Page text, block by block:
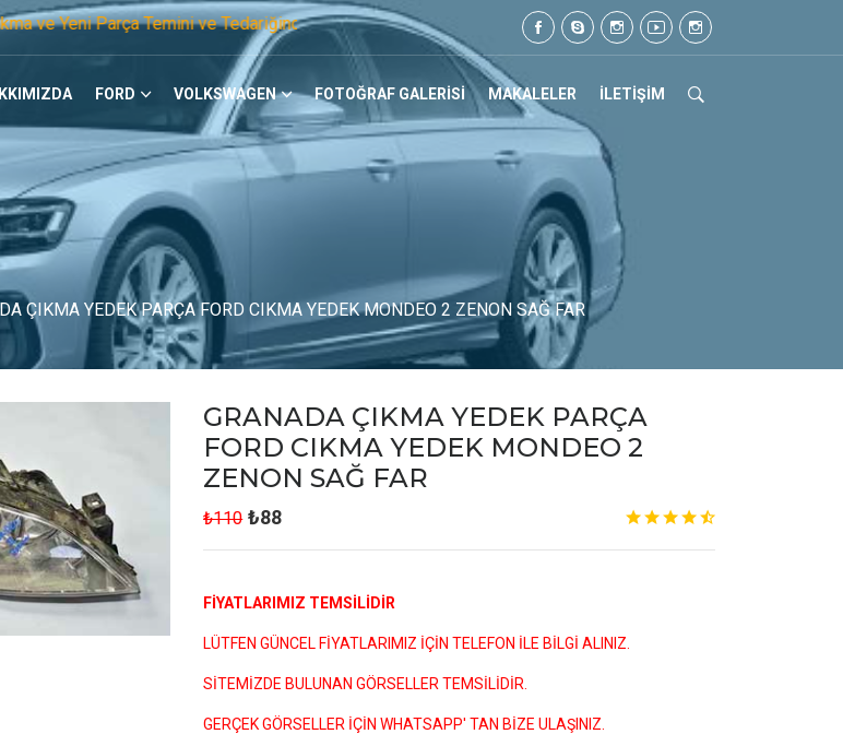
Parça Temini ve Tedariğinde Öncü Firmayız. Tel: 0505 105 07 17
FORD VOLKSWAGEN FOTOĞRAF GALERİSİ MAKALELER İLETİŞİM
ÇIKMA YEDEK PARÇA FORD CIKMA YEDEK MONDEO 2 ZENON SAĞ FAR
GRANADA ÇIKMA YEDEK PARÇA
FORD CIKMA YEDEK MONDEO 2
ZENON SAĞ FAR
₺110 ₺88
FİYATLARIMIZ TEMSİLİDİR
LÜTFEN GÜNCEL FİYATLARIMIZ İÇİN TELEFON İLE BİLGİ ALINIZ.
SİTEMİZDE BULUNAN GÖRSELLER TEMSİLİDİR.
GERÇEK GÖRSELLER İÇİN WHATSAPP' TAN BİZE ULAŞINIZ.